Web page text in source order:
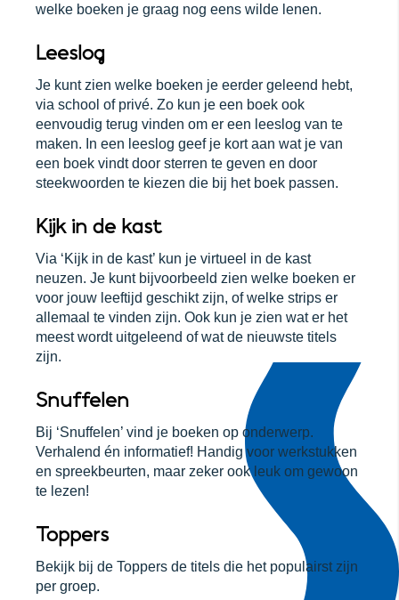
welke boeken je graag nog eens wilde lenen.
Leeslog
Je kunt zien welke boeken je eerder geleend hebt,
via school of privé. Zo kun je een boek ook
eenvoudig terug vinden om er een leeslog van te
maken. In een leeslog geef je kort aan wat je van
een boek vindt door sterren te geven en door
steekwoorden te kiezen die bij het boek passen.
Kijk in de kast
Via ‘Kijk in de kast’ kun je virtueel in de kast
neuzen. Je kunt bijvoorbeeld zien welke boeken er
voor jouw leeftijd geschikt zijn, of welke strips er
allemaal te vinden zijn. Ook kun je zien wat er het
meest wordt uitgeleend of wat de nieuwste titels
zijn.
Snuffelen
Bij ‘Snuffelen’ vind je boeken op onderwerp.
Verhalend én informatief! Handig voor werkstukken
en spreekbeurten, maar zeker ook leuk om gewoon
te lezen!
Toppers
Bekijk bij de Toppers de titels die het populairst zijn
per groep.